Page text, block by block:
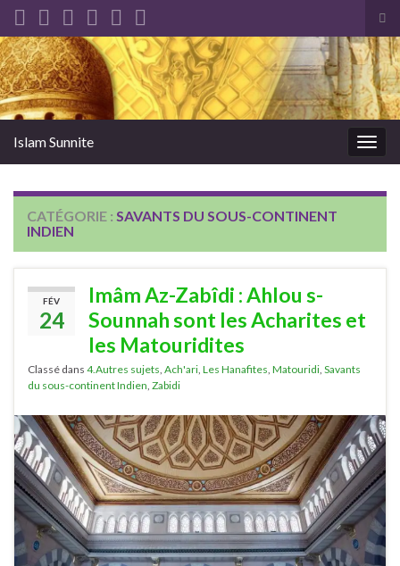
Search for:
Islam Sunnite
CATÉGORIE : SAVANTS DU SOUS-CONTINENT
INDIEN
FÉV
24
Imâm Az-Zabîdi : Ahlou s-
Sounnah sont les Acharites et
les Matouridites
Classé dans 4.Autres sujets Ach'ari Les Hanafites Matouridi Savants
du sous-continent Indien Zabidi